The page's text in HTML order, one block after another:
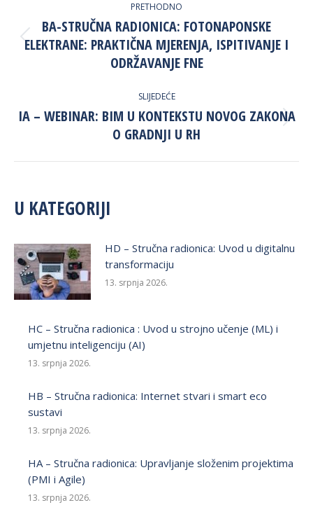
NAVIGATION
PRETHODNO
Previous
post:
BA-STRUČNA RADIONICA: FOTONAPONSKE
ELEKTRANE: PRAKTIČNA MJERENJA, ISPITIVANJE I
ODRŽAVANJE FNE
SLIJEDEĆE
Next
post:
IA – WEBINAR: BIM U KONTEKSTU NOVOG ZAKONA
O GRADNJI U RH
U KATEGORIJI
HD – Stručna radionica: Uvod u digitalnu
transformaciju
13. srpnja 2026.
HC – Stručna radionica : Uvod u strojno učenje (ML) i
umjetnu inteligenciju (AI)
13. srpnja 2026.
HB – Stručna radionica: Internet stvari i smart eco
sustavi
13. srpnja 2026.
HA – Stručna radionica: Upravljanje složenim projektima
(PMI i Agile)
13. srpnja 2026.